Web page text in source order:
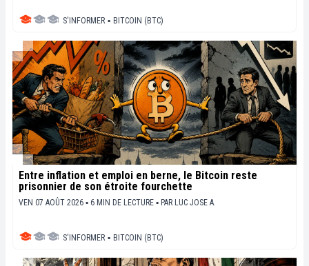
S'INFORMER ▪ BITCOIN (BTC)
Entre inflation et emploi en berne, le Bitcoin reste
prisonnier de son étroite fourchette
VEN 07 AOÛT 2026 ▪ 6 MIN DE LECTURE ▪ PAR LUC JOSE A.
S'INFORMER ▪ BITCOIN (BTC)